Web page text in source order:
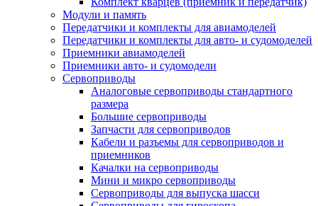
Модули и память
Передатчики и комплекты для авиамоделей
Передатчики и комплекты для авто- и судомоделей
Приемники авиамоделей
Приемники авто- и судомодели
Сервоприводы
Аналоговые сервоприводы стандартного
размера
Большие сервоприводы
Запчасти для сервоприводов
Кабели и разъемы для сервоприводов и
приемников
Качалки на сервоприводы
Мини и микро сервоприводы
Сервоприводы для выпуска шасси